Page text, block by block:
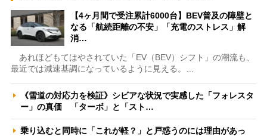
【4ヶ月間で受注累計6000台】BEV普及の障壁と
なる「航続距離の不安」「充電のストレス」解
消…
あれほどもてはやされていた「EV（BEV）シフト」の潮流も、
最近では減速基調になっているように見える。…
《雪道の対応力を検証》シビアな状況で実感した「フォレスタ
ー」の真価 「ターボ」と「スト…
乗り込むと同時に「これが軽？」と戸惑うのには理由があっ